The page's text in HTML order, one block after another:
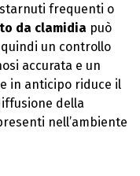
frequenti o
da clamidia può
un controllo
accurata e un
in anticipo riduce il
della
nell’ambiente